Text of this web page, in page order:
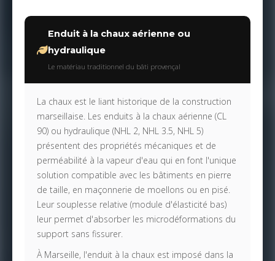
Enduit à la chaux aérienne ou
hydraulique
Le matériau traditionnel du bâti provençal
La chaux est le liant historique de la construction
marseillaise. Les enduits à la chaux aérienne (CL
90) ou hydraulique (NHL 2, NHL 3.5, NHL 5)
présentent des propriétés mécaniques et de
perméabilité à la vapeur d'eau qui en font l'unique
solution compatible avec les bâtiments en pierre
de taille, en maçonnerie de moellons ou en pisé.
Leur souplesse relative (module d'élasticité bas)
leur permet d'absorber les microdéformations du
support sans fissurer.
À Marseille, l'enduit à la chaux est imposé dans la